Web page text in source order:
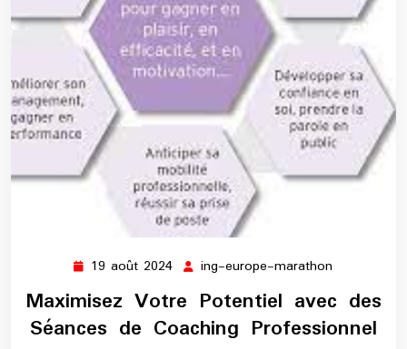
19 août 2024 19
2024
ing-europe-marathon
europe-
marathon
Maximisez Votre Potentiel avec des
Séances de Coaching Professionnel